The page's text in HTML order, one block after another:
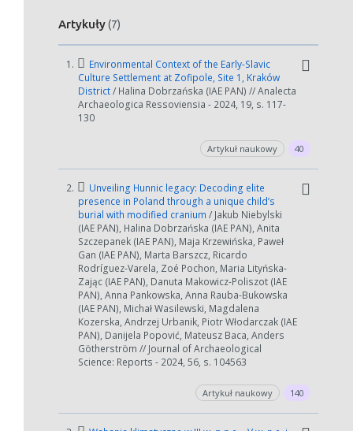
Artykuły(7)
1.
Environmental Context of the Early-Slavic
Culture Settlement at Zofipole, Site 1, Kraków
District/ Halina Dobrzańska (IAE PAN) // Analecta
Archaeologica Ressoviensia - 2024, 19, s. 117-
130
Artykuł naukowy 40
2.
Unveiling Hunnic legacy: Decoding elite
presence in Poland through a unique child’s
burial with modified cranium / Jakub Niebylski
(IAE PAN), Halina Dobrzańska (IAE PAN), Anita
Szczepanek (IAE PAN), Maja Krzewińska, Paweł
Gan (IAE PAN), Marta Barszcz, Ricardo
Rodríguez-Varela, Zoé Pochon, Maria Lityńska-
Zając (IAE PAN), Danuta Makowicz-Poliszot (IAE
PAN), Anna Pankowska, Anna Rauba-Bukowska
(IAE PAN), Michał Wasilewski, Magdalena
Kozerska, Andrzej Urbanik, Piotr Włodarczak (IAE
PAN), Danijela Popović, Mateusz Baca, Anders
Götherström // Journal of Archaeological
Science: Reports - 2024, 56, s. 104563
Artykuł naukowy 140